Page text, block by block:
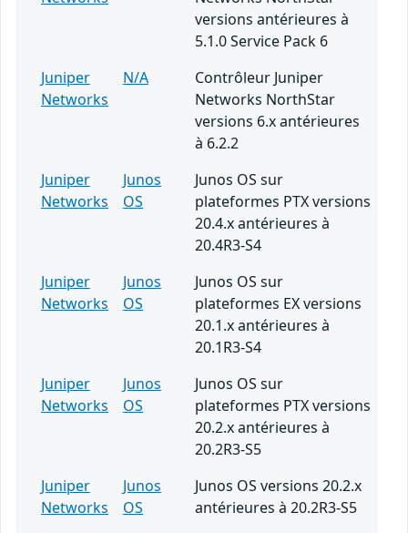
versions antérieures à
5.1.0 Service Pack 6
Juniper
Networks
N/A
Contrôleur Juniper
Networks NorthStar
versions 6.x antérieures
à 6.2.2
Juniper
Networks
Junos
OS
Junos OS sur
plateformes PTX versions
20.4.x antérieures à
20.4R3-S4
Juniper
Networks
Junos
OS
Junos OS sur
plateformes EX versions
20.1.x antérieures à
20.1R3-S4
Juniper
Networks
Junos
OS
Junos OS sur
plateformes PTX versions
20.2.x antérieures à
20.2R3-S5
Juniper
Networks
Junos
OS
Junos OS versions 20.2.x
antérieures à 20.2R3-S5